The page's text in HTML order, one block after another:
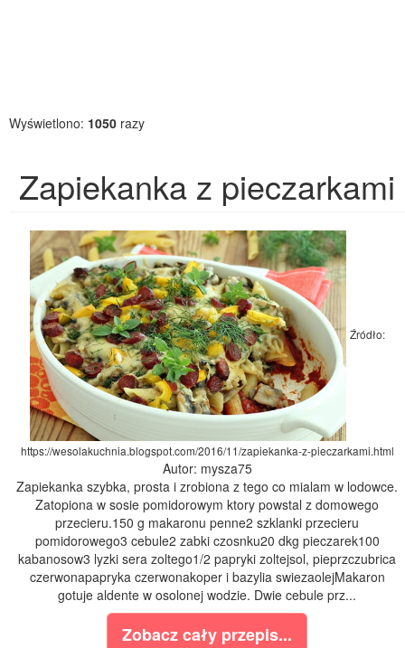
Wyświetlono: 1050 razy
Zapiekanka z pieczarkami
Źródło:
https://wesolakuchnia.blogspot.com/2016/11/zapiekanka-z-pieczarkami.html
Autor: mysza75
Zapiekanka szybka, prosta i zrobiona z tego co mialam w lodowce.
Zatopiona w sosie pomidorowym ktory powstal z domowego
przecieru.150 g makaronu penne2 szklanki przecieru
pomidorowego3 cebule2 zabki czosnku20 dkg pieczarek100
kabanosow3 lyzki sera zoltego1/2 papryki zoltejsol, pieprzczubrica
czerwonapapryka czerwonakoper i bazylia swiezaolejMakaron
gotuje aldente w osolonej wodzie. Dwie cebule prz...
Zobacz cały przepis...